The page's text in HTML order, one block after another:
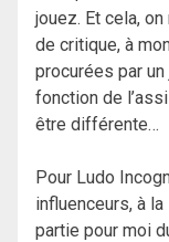
jouez. Et cela,
de critique, à
procurées par
fonction de
être différente…
Pour Ludo
influenceurs, à
partie pour moi